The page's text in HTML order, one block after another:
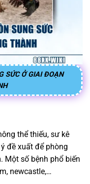
SỨC Ở GIAI ĐOẠN
thể thiếu, sư kê
đề xuất để phòng
Một số bệnh phổ biến
newcastle,…